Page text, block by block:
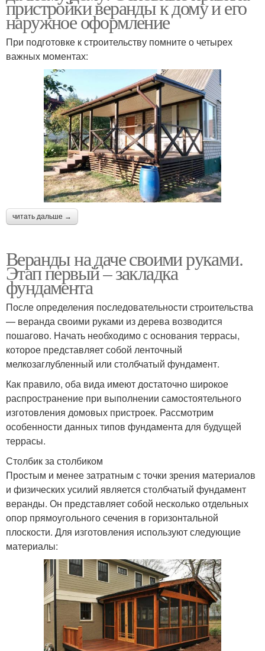
пристройки веранды к дому и его
наружное оформление
При подготовке к строительству помните о четырех
важных моментах:
читать дальше →
Веранды на даче своими руками.
Этап первый – закладка
фундамента
После определения последовательности строительства
— веранда своими руками из дерева возводится
пошагово. Начать необходимо с основания террасы,
которое представляет собой ленточный
мелкозаглубленный или столбчатый фундамент.
Как правило, оба вида имеют достаточно широкое
распространение при выполнении самостоятельного
изготовления домовых пристроек. Рассмотрим
особенности данных типов фундамента для будущей
террасы.
Столбик за столбиком
Простым и менее затратным с точки зрения материалов
и физических усилий является столбчатый фундамент
веранды. Он представляет собой несколько отдельных
опор прямоугольного сечения в горизонтальной
плоскости. Для изготовления используют следующие
материалы: